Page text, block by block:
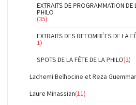
EXTRAITS DE PROGRAMMATION DE
PHILO
(35)
EXTRAITS DES RETOMBÉES DE LA
1)
SPOTS DE LA FÊTE DE LA PHILO(2)
Lachemi Belhocine et Reza Guemmar
Laure Minassian(11)